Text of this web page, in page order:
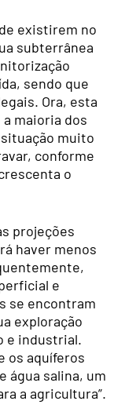
existirem no
subterrânea
sendo que
Ora, esta
maioria dos
muito
conforme
o
projeções
haver menos
e
se encontram
exploração
e industrial.
os aquíferos
água salina, um
a agricultura”.